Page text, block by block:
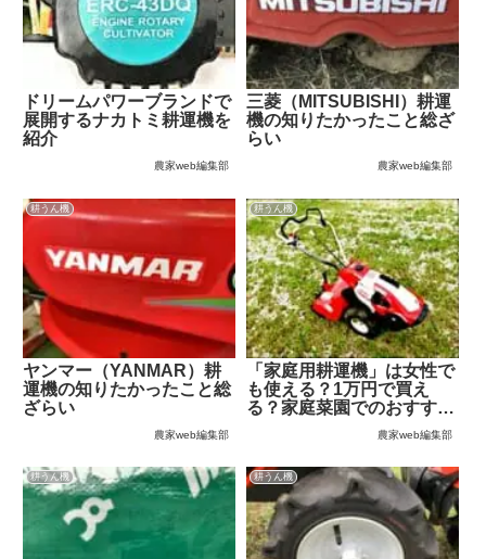
ドリームパワーブランドで
展開するナカトミ耕運機を
紹介
農家web編集部
三菱（MITSUBISHI）耕運
機の知りたかったこと総ざ
らい
農家web編集部
耕うん機
ヤンマー（YANMAR）耕
運機の知りたかったこと総
ざらい
農家web編集部
耕うん機
「家庭用耕運機」は女性で
も使える？1万円で買え
る？家庭菜園でのおすすめ
農家web編集部
耕うん機 耕うん機